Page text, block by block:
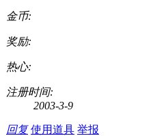
金币:
奖励:
热心:
注册时间:
2003-3-9
回复 使用道具 举报